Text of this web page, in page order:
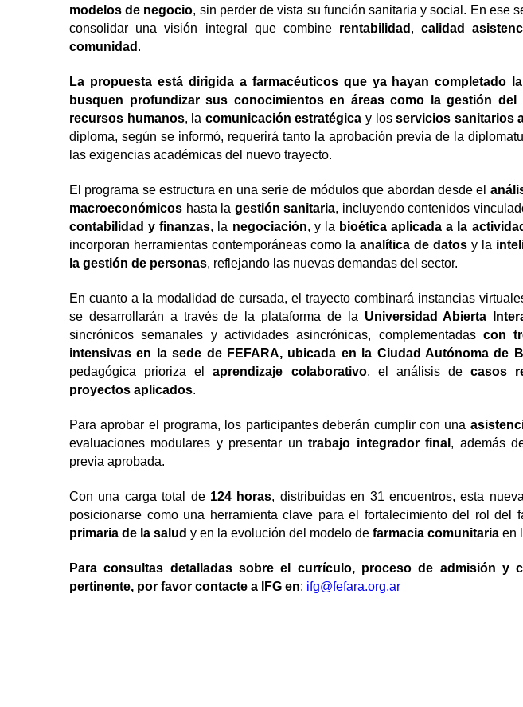
modelos de negocio, sin perder de vista su función sanitaria y social. En ese
consolidar una visión integral que combine rentabilidad ,calidad
comunidad .
La propuesta está dirigida a farmacéuticos que ya hayan completado
busquen profundizar sus conocimientos en áreas como la gestión del
recursos humanos, la comunicación estratégica y losservicios sanitarios
diploma, según se informó, requerirá tanto la aprobación previa de la
las exigencias académicas del nuevo trayecto.
El programa se estructura en una serie de módulos que abordan desde el
macroeconómicos hasta la gestión sanitaria, incluyendo contenidos
contabilidad y finanzas, la negociación, y la bioética aplicada a la
incorporan herramientas contemporáneas como la analítica de datos y la
la gestión de personas, reflejando las nuevas demandas del sector.
En cuanto a la modalidad de cursada, el trayecto combinará instancias
se desarrollarán a través de la plataforma de la Universidad Abierta
sincrónicos semanales y actividades asincrónicas, complementadas con
intensivas en la sede de FEFARA, ubicada en la Ciudad Autónoma de
pedagógica prioriza elaprendizaje colaborativo, el análisis decasos
proyectos aplicados.
Para aprobar el programa, los participantes deberán cumplir con una
evaluaciones modulares y presentar untrabajo integrador final , además
previa aprobada.
Con una carga total de 124 horas, distribuidas en 31 encuentros, esta
posicionarse como una herramienta clave para el fortalecimiento del rol del
primaria de la salud y en la evolución del modelo de farmacia comunitaria en
Para consultas detalladas sobre el currículo, proceso de admisión y
pertinente, por favor contacte a IFG en: ifg@fefara.org.ar